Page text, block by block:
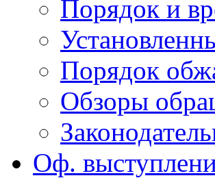
Порядок и
Порядок
Обзоры
Оф.